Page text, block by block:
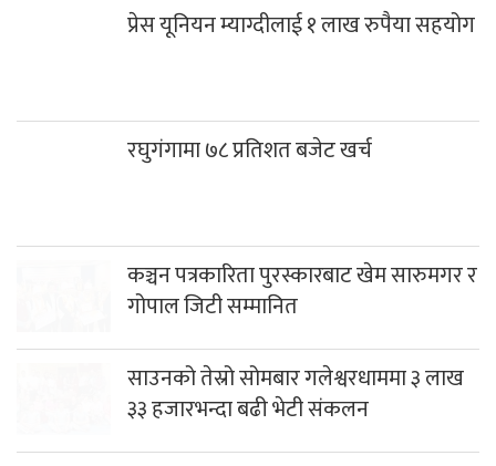
कञ्चन पत्रकारिता पुरस्कारबाट खेम सारुमगर र
साउनको तेस्रो सोमबार गलेश्वरधाममा ३ लाख
३३ हजारभन्दा बढी भेटी संकलन
भाइरल
सम्पर्कविहीन